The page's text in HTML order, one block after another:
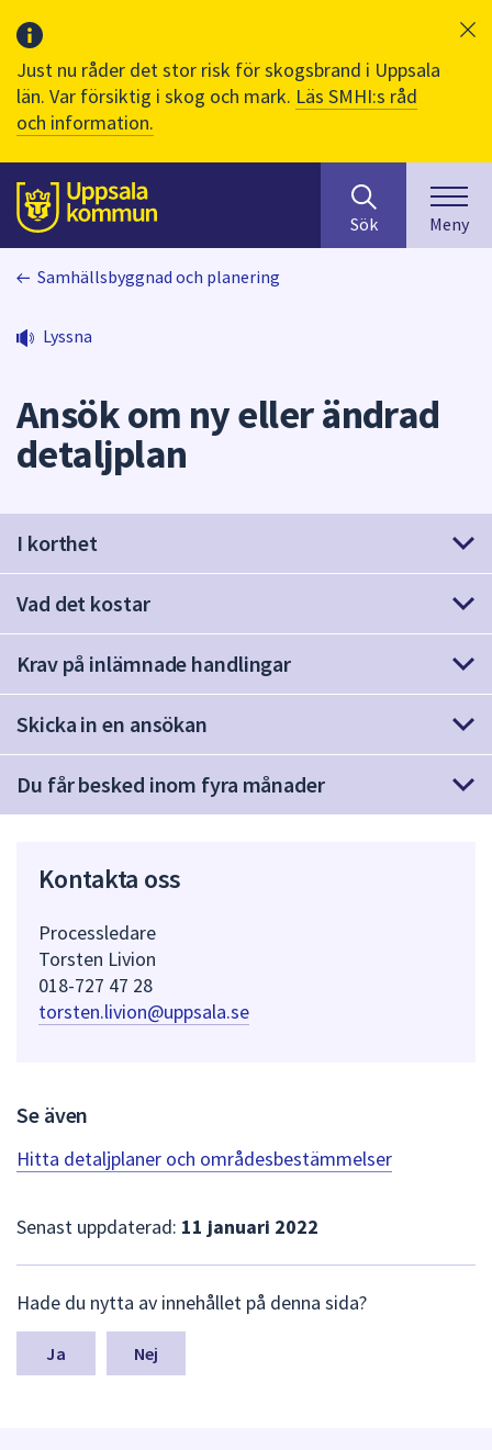
Just nu råder det stor risk för skogsbrand i Uppsala
län. Var försiktig i skog och mark. Läs SMHI:s råd
och information.
Till sidans
huvudinnehåll
efter
innehåll
på
i
att
under
att
mellan
sökförslagen
Sök Meny
Samhällsbyggnad och planering
Lyssna
Ansök om ny eller ändrad
detaljplan
I korthet
Vad det kostar
Krav på inlämnade handlingar
Skicka in en ansökan
Du får besked inom fyra månader
Kontakta oss
Processledare
Torsten Livion
018-727 47 28
torsten.livion@uppsala.se
Se även
Hitta detaljplaner och områdesbestämmelser
Senast uppdaterad: 11 januari 2022
ä
m
a
Hade du nytta av innehållet på denna sida?
Nej